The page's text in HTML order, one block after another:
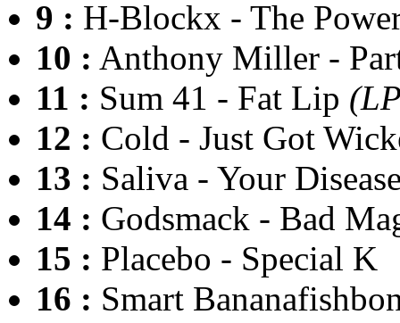
9 : H-Blockx - The
10 : Anthony Miller -
11 : Sum 41 - Fat Lip
12 : Cold - Just Got
13 : Saliva - Your
14 : Godsmack - Bad
15 : Placebo - Special K
16 : Smart